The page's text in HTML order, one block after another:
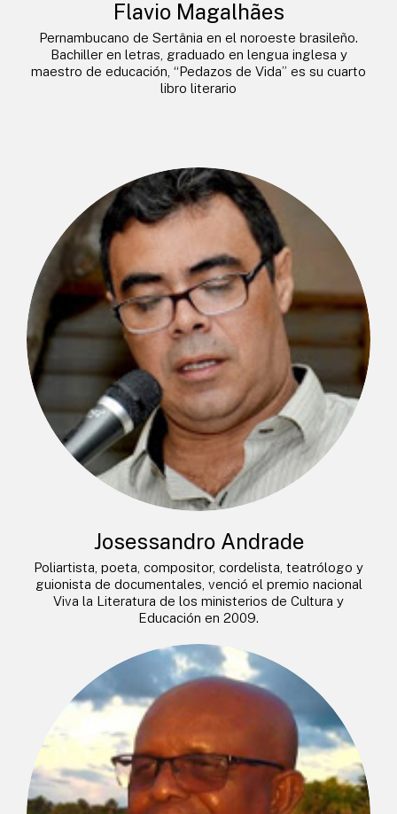
Flavio Magalhães
Pernambucano de Sertânia en el noroeste brasileño.
Bachiller en letras, graduado en lengua inglesa y
maestro de educación, “Pedazos de Vida” es su cuarto
libro literario
Josessandro Andrade
Poliartista, poeta, compositor, cordelista, teatrólogo y
guionista de documentales, venció el premio nacional
Viva la Literatura de los ministerios de Cultura y
Educación en 2009.